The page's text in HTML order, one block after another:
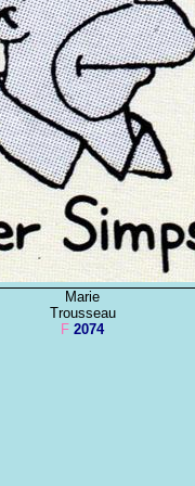
Marie
Trousseau
F 2074